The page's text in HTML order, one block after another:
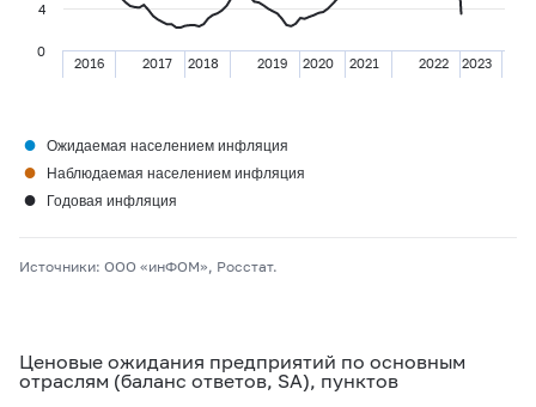
Ценовые ожидания предприятий по основным
отраслям (баланс ответов, SA), пунктов
2016 2017 2018 2019 2020 2021 2022 2023
0
4
● Ожидаемая населением инфляция
● Наблюдаемая населением инфляция
● Годовая инфляция
Источники: ООО «инФОМ», Росстат.